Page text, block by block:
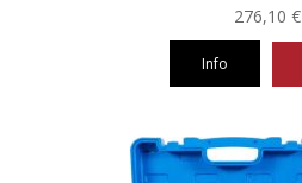
276,10 €
Info